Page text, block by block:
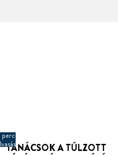
perc
TANÁCSOK A TÚLZOTT